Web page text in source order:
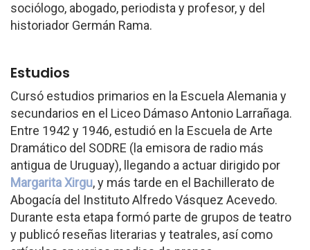
sociólogo, abogado, periodista y profesor, y del
historiador Germán Rama.
Estudios
Cursó estudios primarios en la Escuela Alemania y
secundarios en el Liceo Dámaso Antonio Larrañaga.
Entre 1942 y 1946, estudió en la Escuela de Arte
Dramático del SODRE (la emisora de radio más
antigua de Uruguay), llegando a actuar dirigido por
Margarita Xirgu, y más tarde en el Bachillerato de
Abogacía del Instituto Alfredo Vásquez Acevedo.
Durante esta etapa formó parte de grupos de teatro
y publicó reseñas literarias y teatrales, así como